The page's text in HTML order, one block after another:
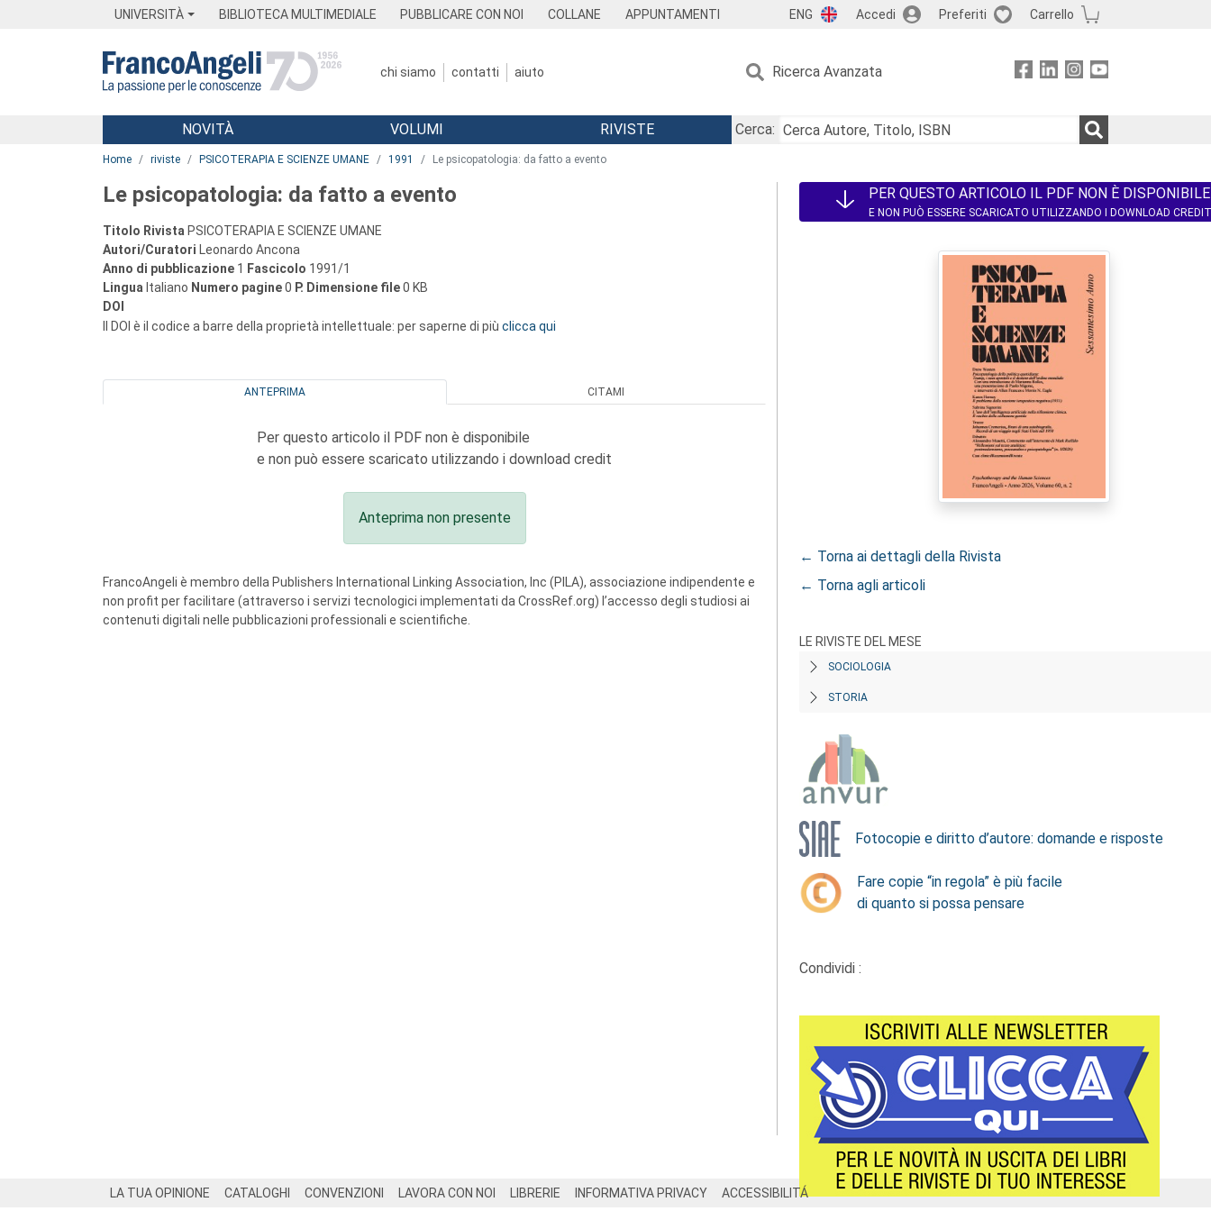
UNIVERSITÀ BIBLIOTECA MULTIMEDIALE PUBBLICARE CON NOI COLLANE APPUNTAMENTI ENG Accedi Preferiti Carrello
chi siamo contatti aiuto Ricerca Avanzata
Menu
NOVITÀ VOLUMI RIVISTE
Cerca:
Home riviste PSICOTERAPIA E SCIENZE UMANE 1991 Le psicopatologia: da fatto a evento
Le psicopatologia: da fatto a evento
Titolo Rivista PSICOTERAPIA E SCIENZE UMANE
Autori/Curatori Leonardo Ancona
Anno di pubblicazione 1 Fascicolo 1991/1
Lingua Italiano Numero pagine0 P. Dimensione file0 KB
DOI
Il DOI è il codice a barre della proprietà intellettuale: per saperne di più clicca qui
ANTEPRIMA CITAMI
Per questo articolo il PDF non è disponibile
e non può essere scaricato utilizzando i download credit
Anteprima non presente
FrancoAngeli è membro della Publishers International Linking Association, Inc (PILA), associazione indipendente e
non profit per facilitare (attraverso i servizi tecnologici implementati da CrossRef.org) l’accesso degli studiosi ai
contenuti digitali nelle pubblicazioni professionali e scientifiche.
PER QUESTO ARTICOLO IL PDF NON È DISPONIBILE
E NON PUÒ ESSERE SCARICATO UTILIZZANDO I DOWNLOAD CREDIT
← Torna ai dettagli della Rivista
← Torna agli articoli
LE RIVISTE DEL MESE
SOCIOLOGIA
STORIA
Fotocopie e diritto d’autore: domande e risposte
Fare copie “in regola” è più facile
di quanto si possa pensare
Condividi :
LA TUA OPINIONE CATALOGHI CONVENZIONI LAVORA CON NOI LIBRERIE INFORMATIVA PRIVACY ACCESSIBILITÁ